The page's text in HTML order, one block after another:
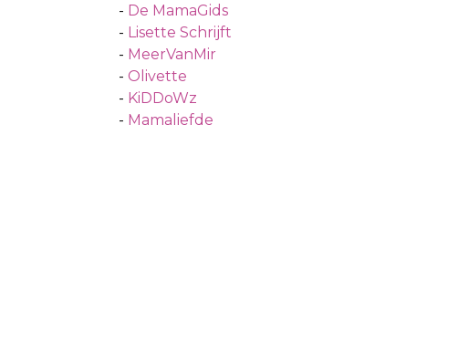
- De MamaGids
- Lisette Schrijft
- MeerVanMir
- Olivette
- KiDDoWz
- Mamaliefde